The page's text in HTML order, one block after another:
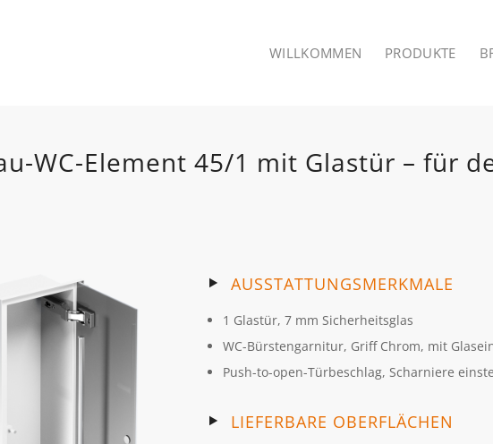
WILLKOMMEN PRODUKTE
WC-Element 45/1 mit Glastür – für
AUSSTATTUNGSMERKMALE
1 Glastür, 7 mm Sicherheitsglas
WC-Bürstengarnitur, Griff Chrom, mit
Push-to-open-Türbeschlag, Scharniere
LIEFERBARE OBERFLÄCHEN